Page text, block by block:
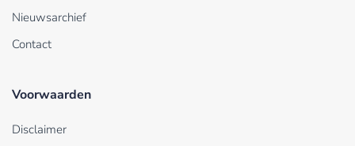
Nieuwsarchief
Contact
Voorwaarden
Disclaimer